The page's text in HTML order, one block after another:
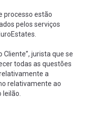
processo estão
pelos serviços
Cliente”, jurista que se
todas as questões
a
relativamente ao